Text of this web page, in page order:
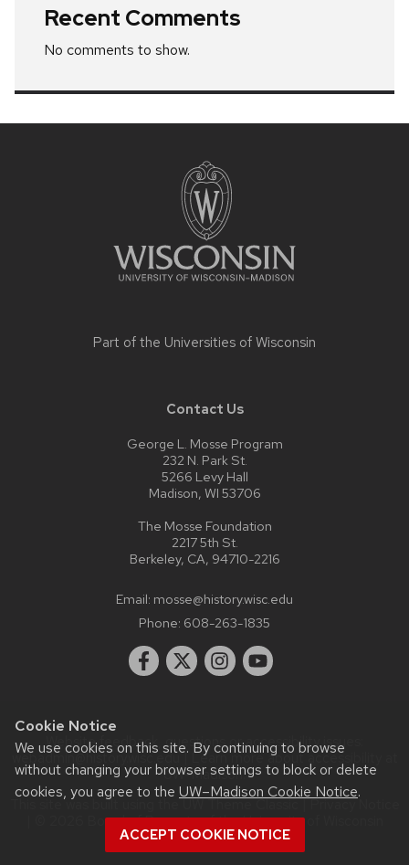
Cookie Notice
We use cookies on this site. By continuing to browse
without changing your browser settings to block or delete
cookies, you agree to the UW–Madison Cookie Notice.
ACCEPT COOKIE NOTICE
Recent Comments
No comments to show.
Part of the Universities of Wisconsin
Contact Us
George L. Mosse Program
232 N. Park St.
5266 Levy Hall
Madison, WI 53706
The Mosse Foundation
2217 5th St.
Berkeley, CA, 94710-2216
Email: mosse@history.wisc.edu
Phone: 608-263-1835
Website feedback, questions or accessibility issues:
webadmin@history.wisc.edu| Learn more aboutaccessibility at
UW–Madison.
This site was built using the
| © 2026 Board of Regents of theUniversity of Wisconsin
System.